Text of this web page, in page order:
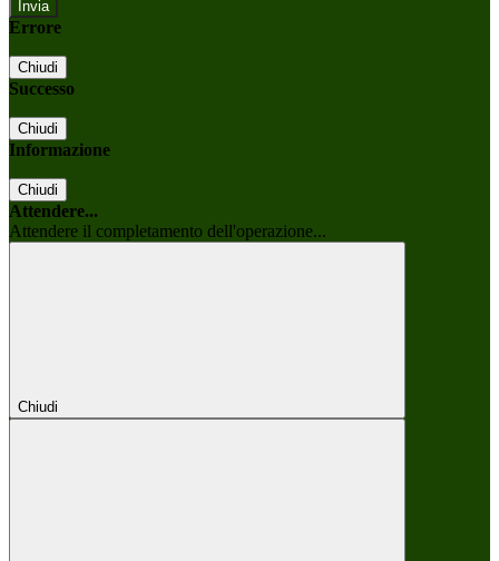
Errore
Chiudi
Successo
Chiudi
Informazione
Chiudi
Attendere...
Attendere il completamento dell'operazione...
Chiudi